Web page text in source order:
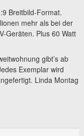
Breitbild-Format.
mehr als bei der
Geräten. Plus 60 Watt
gibt’s ab
Exemplar wird
Linda Montag